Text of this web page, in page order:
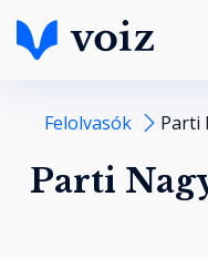
Felolvasók Parti
Parti